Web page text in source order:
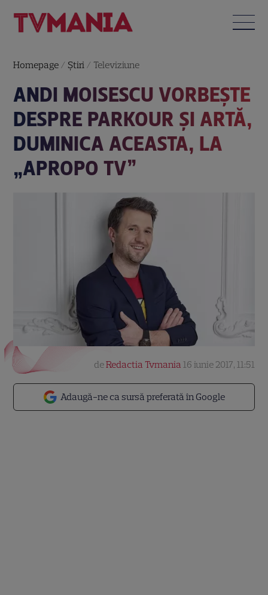
Homepage / Știri / Televiziune
ANDI MOISESCU VORBEȘTE
DESPRE PARKOUR ȘI ARTĂ,
DUMINICA ACEASTA, LA
„APROPO TV”
Adaugă-ne ca sursă preferată în Google
deRedactia Tvmania 16 iunie 2017, 11:51